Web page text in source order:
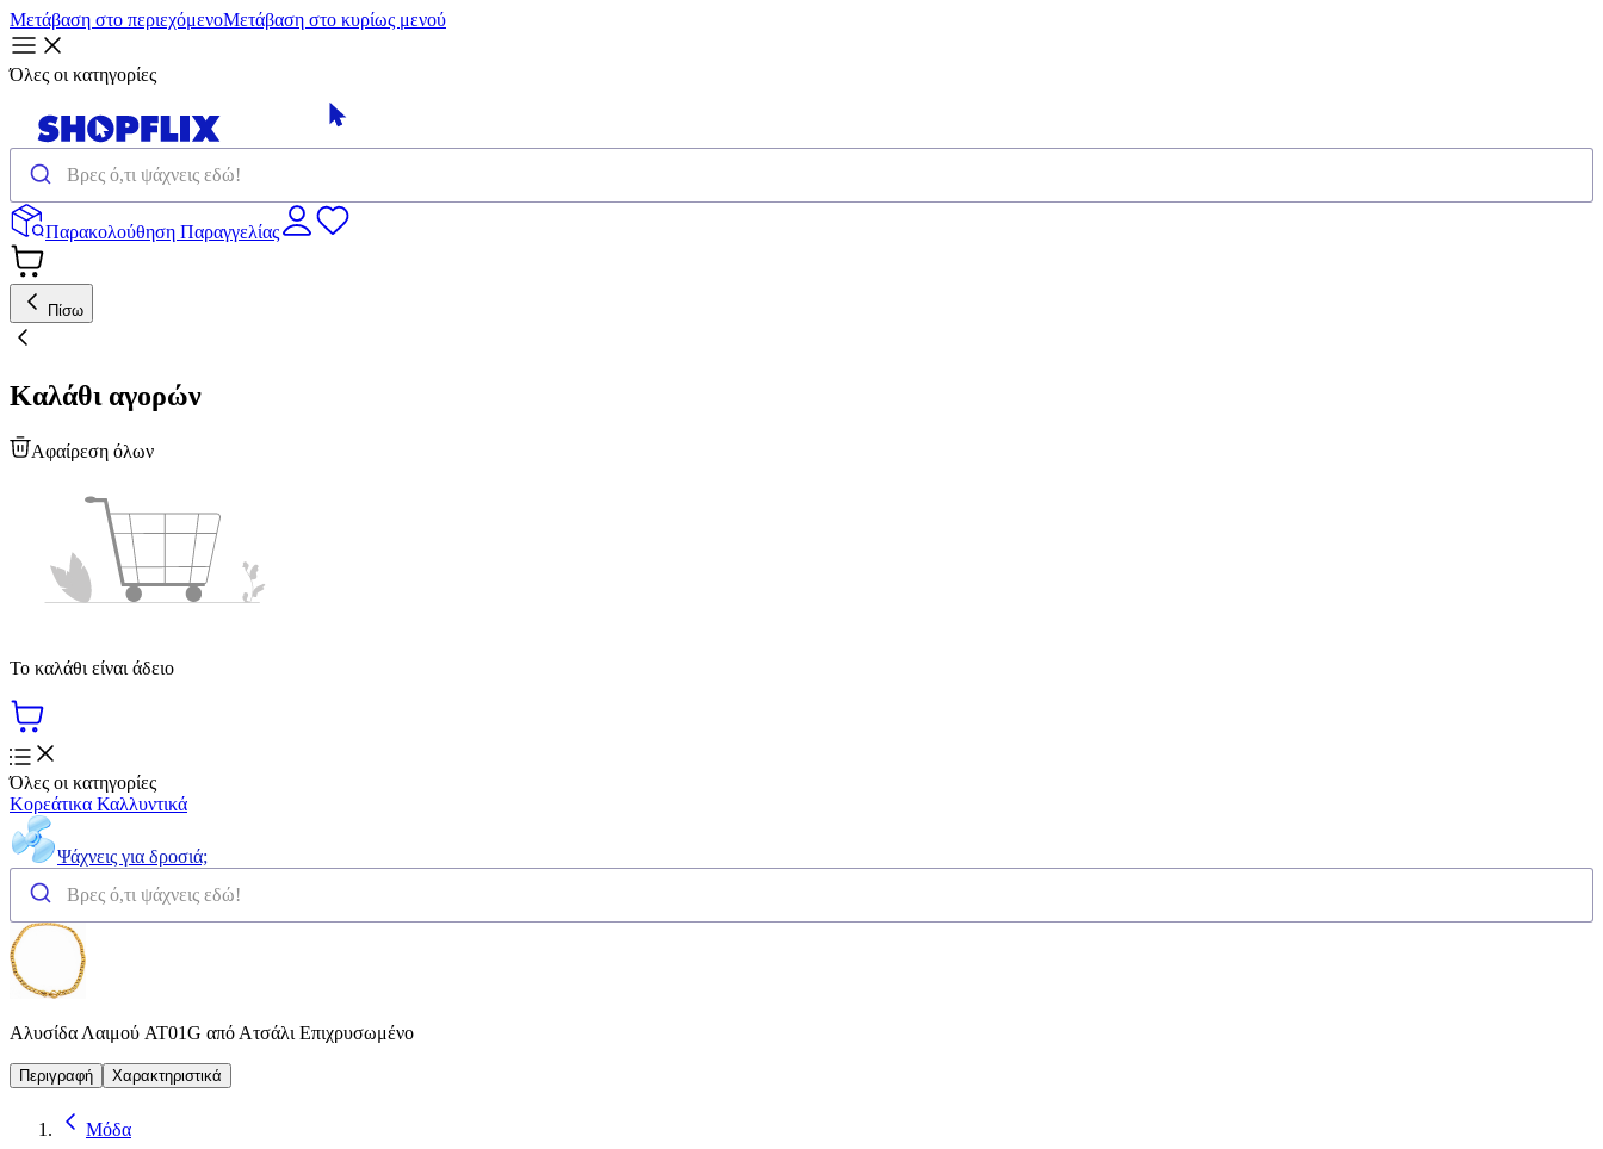
Μετάβαση στο περιεχόμενοΜετάβαση στο κυρίως μενού
Όλες οι κατηγορίες
Παρακολούθηση Παραγγελίας
Πίσω
Καλάθι αγορών
Αφαίρεση όλων
Το καλάθι είναι άδειο
Όλες οι κατηγορίες
Κορεάτικα Καλλυντικά
Ψάχνεις για δροσιά;
Αλυσίδα Λαιμού AT01G από Ατσάλι Επιχρυσωμένο
Περιγραφή Χαρακτηριστικά
Μόδα